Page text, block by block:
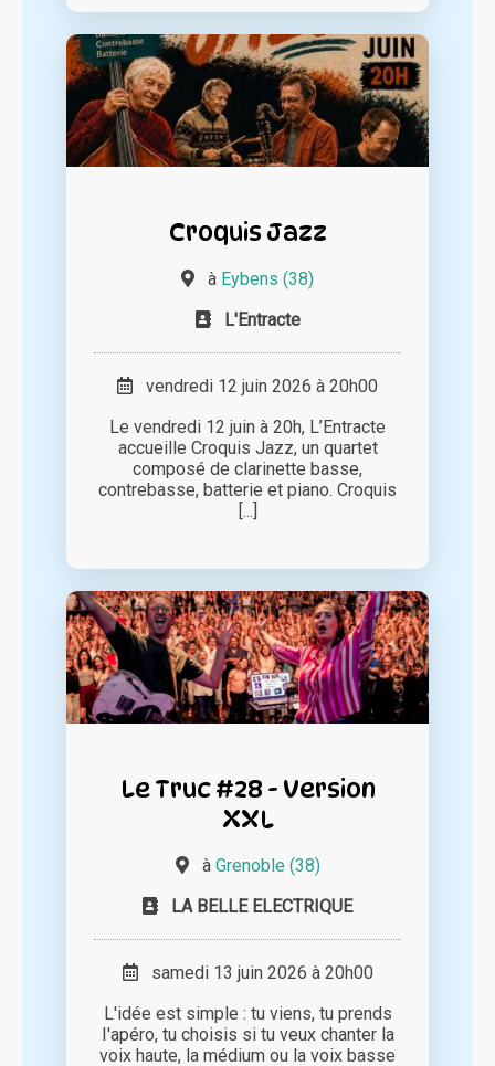
Croquis Jazz
à Eybens (38)
L'Entracte
vendredi 12 juin 2026 à 20h00
Le vendredi 12 juin à 20h, L’Entracte
accueille Croquis Jazz, un quartet
composé de clarinette basse,
contrebasse, batterie et piano. Croquis
[...]
Le Truc #28 - Version
XXL
à Grenoble (38)
LA BELLE ELECTRIQUE
samedi 13 juin 2026 à 20h00
L'idée est simple : tu viens, tu prends
I'apéro, tu choisis si tu veux chanter la
voix haute, la médium ou la voix basse